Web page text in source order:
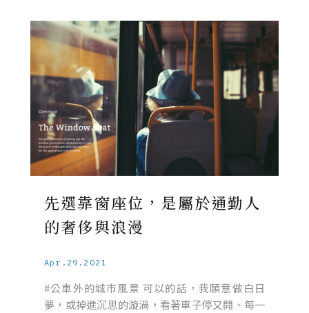
先選靠窗座位，是屬於通勤人
的奢侈與浪漫
Apr.29.2021
#公車外的城市風景 可以的話，我願意做白日
夢，或掉進沉思的漩渦，看著車子停又開、每一